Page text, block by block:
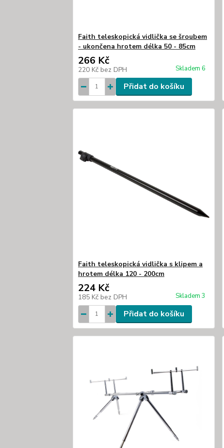
Faith teleskopická vidlička se šroubem
- ukončena hrotem délka 50 - 85cm
266 Kč
220 Kč bez DPH Skladem 6
Přidat do košíku
Faith teleskopická vidlička s klipem a
hrotem délka 120 - 200cm
224 Kč
185 Kč bez DPH Skladem 3
Přidat do košíku